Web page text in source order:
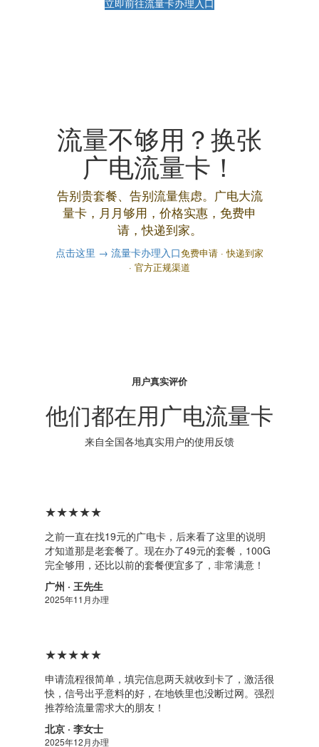
立即前往流量卡办理入口
流量不够用？换张
广电流量卡！
告别贵套餐、告别流量焦虑。广电大流
量卡，月月够用，价格实惠，免费申
请，快递到家。
点击这里 → 流量卡办理入口免费申请 · 快递到家
· 官方正规渠道
用户真实评价
他们都在用广电流量卡
来自全国各地真实用户的使用反馈
★★★★★
之前一直在找19元的广电卡，后来看了这里的说明
才知道那是老套餐了。现在办了49元的套餐，100G
完全够用，还比以前的套餐便宜多了，非常满意！
广州 · 王先生
2025年11月办理
★★★★★
申请流程很简单，填完信息两天就收到卡了，激活很
快，信号出乎意料的好，在地铁里也没断过网。强烈
推荐给流量需求大的朋友！
北京 · 李女士
2025年12月办理